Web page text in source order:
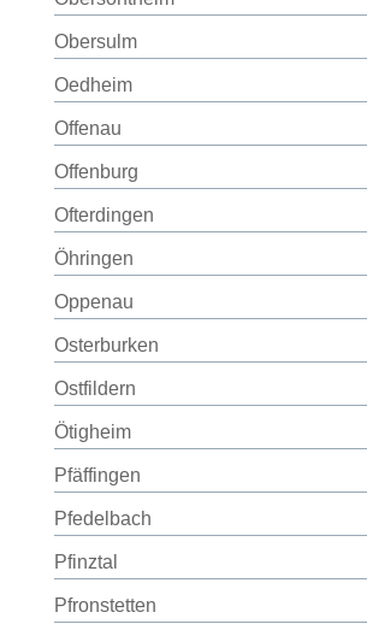
Obersulm
Oedheim
Offenau
Offenburg
Ofterdingen
Öhringen
Oppenau
Osterburken
Ostfildern
Ötigheim
Pfäffingen
Pfedelbach
Pfinztal
Pfronstetten